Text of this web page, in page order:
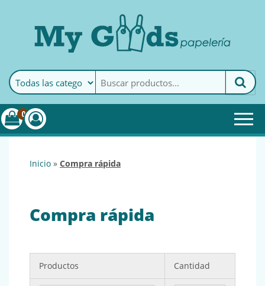
MyGoods · PapeleríaMy Goods es tu papelería
online de confianza. Podrás
encontrar todo lo necesario
0
inicio » compra rápida
Compra rápida
Productos Cantidad